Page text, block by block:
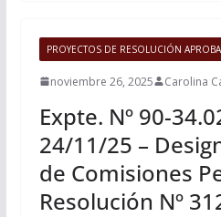
PROYECTOS DE RESOLUCIÓN
noviembre 26, 2025 Carolina
Expte. Nº 90-
24/11/25 –
de Comisiones
Resolución Nº